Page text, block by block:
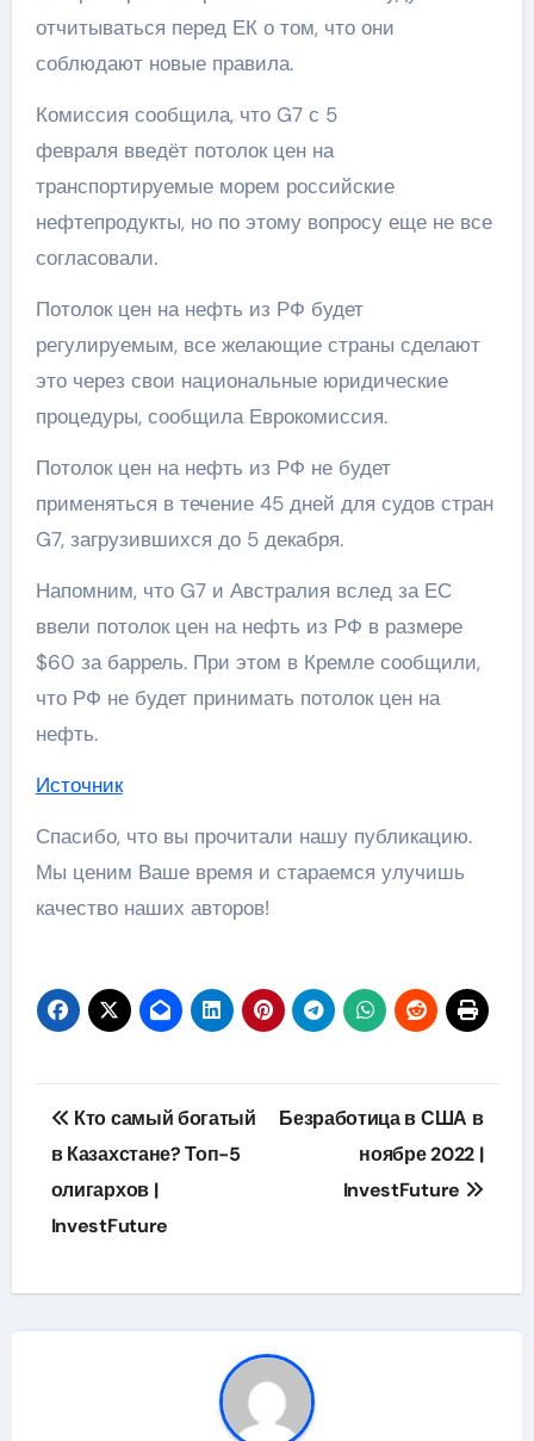
отчитываться перед ЕК о том, что они
соблюдают новые правила.
Комиссия сообщила, что G7 с 5
февраля введёт потолок цен на
транспортируемые морем российские
нефтепродукты, но по этому вопросу еще не все
согласовали.
Потолок цен на нефть из РФ будет
регулируемым, все желающие страны сделают
это через свои национальные юридические
процедуры, сообщила Еврокомиссия.
Потолок цен на нефть из РФ не будет
применяться в течение 45 дней для судов стран
G7, загрузившихся до 5 декабря.
Напомним, что G7 и Австралия вслед за ЕС
ввели потолок цен на нефть из РФ в размере
$60 за баррель. При этом в Кремле сообщили,
что РФ не будет принимать потолок цен на
нефть.
Источник
Спасибо, что вы прочитали нашу публикацию.
Мы ценим Ваше время и стараемся улучишь
качество наших авторов!
Навигация
по
записям
Кто самый богатый
в Казахстане? Топ-5
олигархов |
InvestFuture
Безработица в США в
ноябре 2022 |
InvestFuture